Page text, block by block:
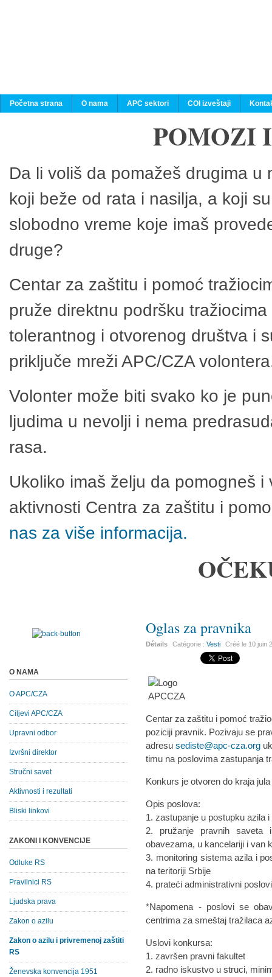
Početna strana O nama APC sektori COI izveštaji
POMOZI
Da li voliš da pomažeš drugima
koji beže od rata i nasilja, a koji
slobodno vreme koje imaš
druge?
Centar za zaštitu i pomoć
pruže direktnu podršku
tolerantnog i otvorenog društva i
priključe mreži APC/CZA
Volonter može biti svako ko je
ljudima u nevolji i nema
rasa.
Ukoliko imaš želju da pomogneš
aktivnosti Centra za zaštitu i
nas za više informacija.
Oglas za pravnika
Détails Catégorie :Vesti Créé le 10 juin
Centar za zaštitu i pomoć
poziciji pravnik. Pozivaju se
adresusediste@apc-cza.org
timu na poslovima zastupanja
Konkurs je otvorendo kraja
Opis poslova:
1. zastupanje u postupku azila
2. pružanje pravnih saveta
obavezama, u kancelariji i van
3. monitoring sistema azila i
na teritoriji Srbije
4. prateći administrativni
*Napomena - poslovi se
centrima za smeštaj tražilaca
Uslovi konkursa:
1. završen pravni fakultet
2. radno iskustvo u struci,
O NAMA
O APC/CZA
Ciljevi APC/CZA
Upravni odbor
Izvršni direktor
Stručni savet
Aktivnosti i rezultati
Bliski linkovi
ZAKONI I KONVENCIJE
Odluke RS
Pravilnici RS
Ljudska prava
Zakon o azilu
Zakon o azilu i privremenoj zaštiti
RS
Ženevska konvencija 1951